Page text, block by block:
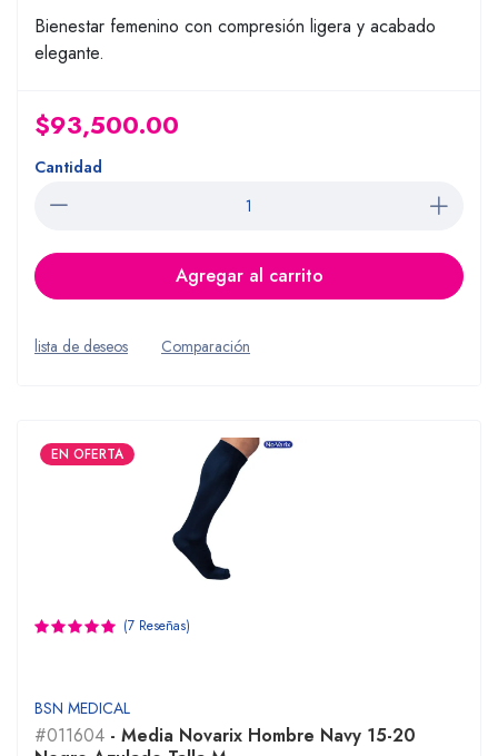
Bienestar femenino con compresión ligera y acabado
elegante.
$93,500.00
Cantidad
Agregar al carrito
lista de deseos Comparación
EN OFERTA
(7 Reseñas)
BSN MEDICAL
#011604 - Media Novarix Hombre Navy 15-20